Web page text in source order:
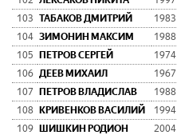
103 ТАБАКОВ ДМИТРИЙ 1983
104 ЗИМОНИН МАКСИМ 1988
105
ПЕТРОВ СЕРГЕЙ 1974
106 ДЕЕВ МИХАИЛ 1967
107
ПЕТРОВ ВЛАДИСЛАВ 1988
108
КРИВЕНКОВ ВАСИЛИЙ 1994
109
ШИШКИН РОДИОН 2004